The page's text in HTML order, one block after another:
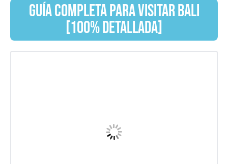
GUÍA COMPLETA PARA VISITAR BALI
[100% DETALLADA]